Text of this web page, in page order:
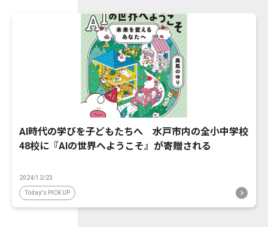
AI時代の学びを子どもたちへ 水戸市内の全小中学校
48校に『AIの世界へようこそ』が寄贈される
2024/12/23
Today's PICK UP